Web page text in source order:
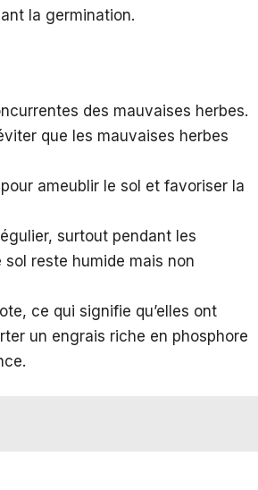
la germination.
des mauvaises herbes.
que les mauvaises herbes
ameublir le sol et favoriser la
surtout pendant les
reste humide mais non
ce qui signifie qu’elles ont
un engrais riche en phosphore